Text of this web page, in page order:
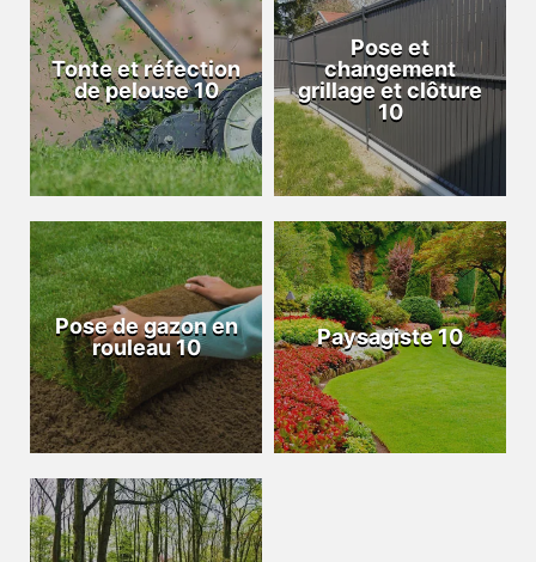
Tonte et réfection
de pelouse 10
Pose et
changement
grillage et clôture
10
Pose de gazon en
rouleau 10
Paysagiste 10